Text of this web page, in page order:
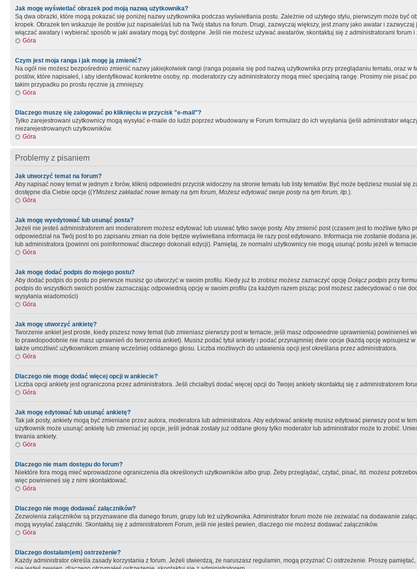
Jak mogę wyświetlać obrazek pod moją nazwą użytkownika?
Są dwa obrazki, które mogą pokazać się poniżej nazwy użytkownika podczas wyświetlania postu. Zależnie od użytego stylu, pierwszym może
kropek. Obrazek ten wskazuje ile postów już napisałeś/aś lub na Twój status na forum. Drugi, zazwyczaj większy, jest znany jako awatar i
włączać awatary i wybierać sposób w jaki awatary mogą być dostępne. Jeśli nie możesz używać awatarów, skontaktuj się z administratorami forum i
Góra
Czym jest moja ranga i jak mogę ją zmienić?
Na ogół nie możesz bezpośrednio zmienić nazwy jakiejkolwiek rangi (ranga pojawia się pod nazwą użytkownika przy przeglądaniu tematu, oraz
postów, które napisałeś, i aby identyfikować konkretne osoby, np. moderatorzy czy administratorzy mogą mieć specjalną rangę. Prosimy nie pisać
takim przypadku po prostu ręcznie ją zmniejszy.
Góra
Dlaczego muszę się zalogować po kliknięciu w przycisk "e-mail"?
Tylko zarejestrowani użytkownicy mogą wysyłać e-maile do ludzi poprzez wbudowany w Forum formularz do ich wysyłania (jeśli administrator
niezarejestrowanych użytkowników.
Góra
Problemy z pisaniem
Jak utworzyć temat na forum?
Aby napisać nowy temat w jednym z forów, kliknij odpowiedni przycisk widoczny na stronie tematu lub listy tematów. Być może będziesz musiał
dostępne dla Ciebie opcje ((YMożesz zakładać nowe tematy na tym forum, Możesz edytować swoje posty na tym forum, itp.).
Góra
Jak mogę wyedytować lub usunąć posta?
Jeżeli nie jesteś administratorem ani moderatorem możesz edytować lub usuwać tylko swoje posty. Aby zmienić post (czasem jest to możliwe tylko
odpowiedział na Twój post to po zapisaniu zmian na dole będzie wyświetlana informacja ile razy post edytowano. Informacja nie zostanie dodana
lub administratora (powinni oni poinformować dlaczego dokonali edycji). Pamiętaj, że normalni użytkownicy nie mogą usunąć postu jeżeli w
Góra
Jak mogę dodać podpis do mojego postu?
Aby dodać podpis do postu po pierwsze musisz go utworzyć w swoim profilu. Kiedy już to zrobisz możesz zaznaczyć opcję Dołącz podpis przy
podpis do wszystkich swoich postów zaznaczając odpowiednią opcję w swoim profilu (za każdym razem pisząc post możesz zadecydować o nie
wysyłania wiadomości)
Góra
Jak mogę utworzyć ankietę?
Tworzenie ankiet jest proste, kiedy piszesz nowy temat (lub zmieniasz pierwszy post w temacie, jeśli masz odpowiednie uprawnienia) powinieneś
to prawdopodobnie nie masz uprawnień do tworzenia ankiet). Musisz podać tytuł ankiety i podać przynajmniej dwie opcje (każdą opcję wpisujesz
także umożliwić użytkownikom zmianę wcześniej oddanego głosu. Liczba możliwych do ustawienia opcji jest określana przez administratora.
Góra
Dlaczego nie mogę dodać więcej opcji w ankiecie?
Liczba opcji ankiety jest ograniczona przez administratora. Jeśli chciałbyś dodać więcej opcji do Twojej ankiety skontaktuj się z administratorem
Góra
Jak mogę edytować lub usunąć ankietę?
Tak jak posty, ankiety mogą być zmieniane przez autora, moderatora lub administratora. Aby edytować ankietę musisz edytować pierwszy post w
użytkownik może usunąć ankietę lub zmieniać jej opcje, jeśli jednak zostały już oddane głosy tylko moderator lub administrator może to zrobić.
trwania ankiety.
Góra
Dlaczego nie mam dostępu do forum?
Niektóre fora mogą mieć wprowadzone ograniczenia dla określonych użytkowników albo grup. Żeby przeglądać, czytać, pisać, itd. możesz
więc powinieneś się z nimi skontaktować.
Góra
Dlaczego nie mogę dodawać załączników?
Zezwolenia załączników są przyznawane dla danego forum, grupy lub też użytkownika. Administrator forum może nie zezwalać na dodawanie
mogą wysyłać załączniki. Skontaktuj się z administratorem Forum, jeśli nie jesteś pewien, dlaczego nie możesz dodawać załączników.
Góra
Dlaczego dostałam(em) ostrzeżenie?
Każdy administrator określa zasady korzystania z forum. Jeżeli stwierdzą, że naruszasz regulamin, mogą przyznać Ci ostrzeżenie. Proszę